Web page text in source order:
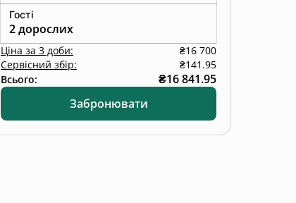
Гості
2 дорослих
Ціна за 3 доби:
₴16 700
Сервісний збір:
₴141.95
Всього:
₴16 841.95
Забронювати